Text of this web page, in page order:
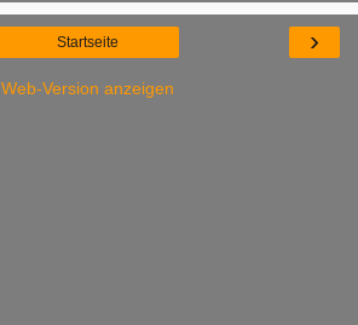
›
Startseite
Web-Version anzeigen